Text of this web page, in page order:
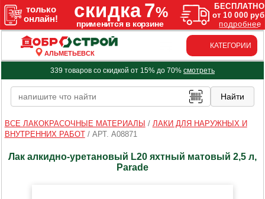
АЛЬМЕТЬЕВСК
КАТЕГОРИИ
339 товаров со скидкой от 15% до 70% смотреть
ВСЕ ЛАКОКРАСОЧНЫЕ МАТЕРИАЛЫ / ЛАКИ ДЛЯ НАРУЖНЫХ И
ВНУТРЕННИХ РАБОТ/ АРТ. A08871
Лак алкидно-уретановый L20 яхтный матовый 2,5 л,
Parade